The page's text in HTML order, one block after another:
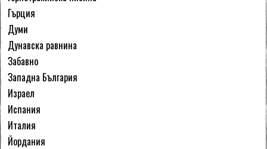
Гърция
Думи
Дунавска равнина
Забавно
Западна България
Израел
Испания
Италия
Йордания